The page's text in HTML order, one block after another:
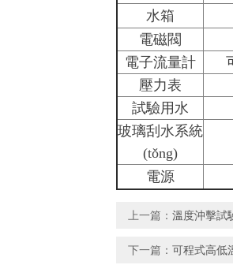
水箱
電磁閥
電子流量計
壓力表
試驗用水
玻璃刮水系統
(tǒng)
電源
上一篇： 溫度沖擊試
下一篇： 可程式高低